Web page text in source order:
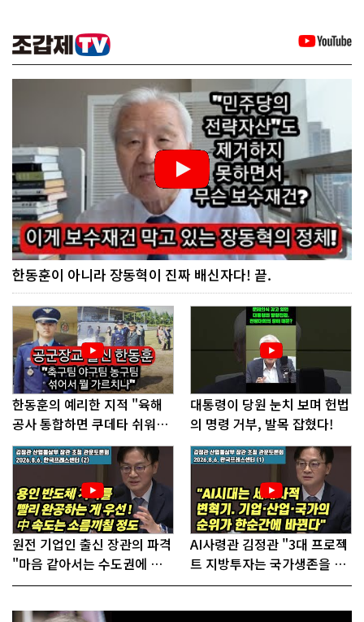
한동훈이 아니라 장동혁이 진짜 배신자다! 끝.
한동훈의 예리한 지적 "육해
공사 통합하면 쿠데타 쉬워진
다"
대통령이 당원 눈치 보며 헌법
의 명령 거부, 발목 잡혔다!
원전 기업인 출신 장관의 파격
"마음 같아서는 수도권에 원
전 짓고싶다"
AI사령관 김정관 "3대 프로젝
트 지방투자는 국가생존을 건
대전략"